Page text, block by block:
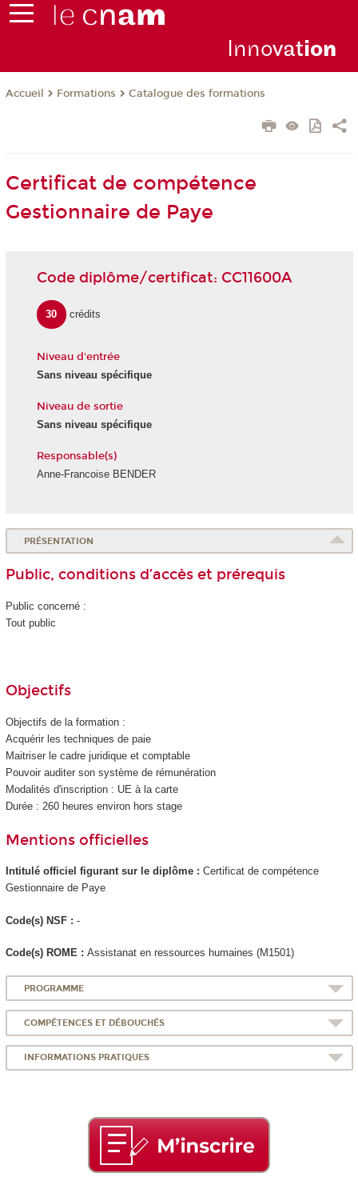
Innovation
Accueil Formations Catalogue des formations
Certificat de compétence
Gestionnaire de Paye
Code diplôme/certificat: CC11600A
30 crédits
Niveau d'entrée
Sans niveau spécifique
Niveau de sortie
Sans niveau spécifique
Responsable(s)
Anne-Francoise BENDER
PRÉSENTATION
Public, conditions d’accès et prérequis
Public concerné :
Tout public
Objectifs
Objectifs de la formation :
Acquérir les techniques de paie
Maitriser le cadre juridique et comptable
Pouvoir auditer son système de rémunération
Modalités d'inscription : UE à la carte
Durée : 260 heures environ hors stage
Mentions officielles
Intitulé officiel figurant sur le diplôme : Certificat de compétence
Gestionnaire de Paye
Code(s) NSF : -
Code(s) ROME : Assistanat en ressources humaines (M1501)
PROGRAMME
COMPÉTENCES ET DÉBOUCHÉS
INFORMATIONS PRATIQUES